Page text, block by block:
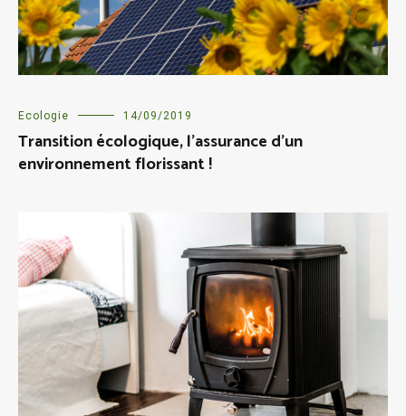
Ecologie 14/09/2019
Transition écologique, l’assurance d’un
environnement florissant !